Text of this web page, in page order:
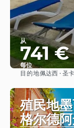
从
741 €
每位
目的地佩达西 · 圣
殖民地
格尔德